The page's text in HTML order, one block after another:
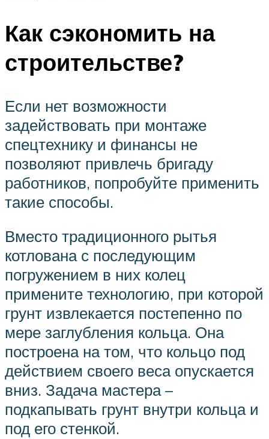
Как сэкономить на
строительстве?
Если нет возможности
задействовать при монтаже
спецтехнику и финансы не
позволяют привлечь бригаду
работников, попробуйте применить
такие способы.
Вместо традиционного рытья
котлована с последующим
погружением в них колец
примените технологию, при которой
грунт извлекается постепенно по
мере заглубления кольца. Она
построена на том, что кольцо под
действием своего веса опускается
вниз. Задача мастера –
подкапывать грунт внутри кольца и
под его стенкой.